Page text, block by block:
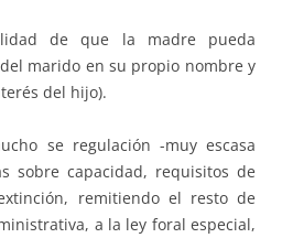
de que la madre pueda
del marido en su propio nombre y
del hijo).
se regulación -muy escasa
sobre capacidad, requisitos de
remitiendo el resto de
a la ley foral especial,